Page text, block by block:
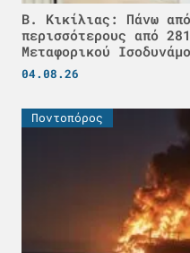
Β. Κικίλιας: Πάνω
περισσότερους από
Μεταφορικού
04.08.26
Ποντοπόρος